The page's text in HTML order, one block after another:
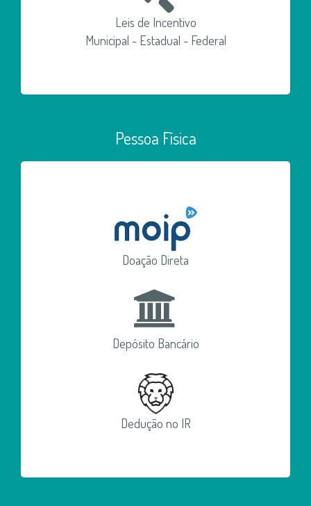
Leis de Incentivo
Municipal - Estadual - Federal
Pessoa Física
Doação Direta
Depósito Bancário
Dedução no IR